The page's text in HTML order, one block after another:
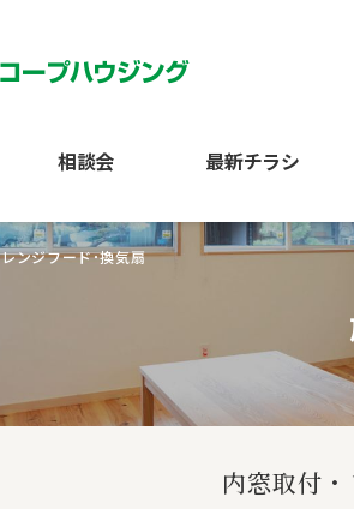
相談会 最新チラシ
レンジフード･換気扇
内窓取付